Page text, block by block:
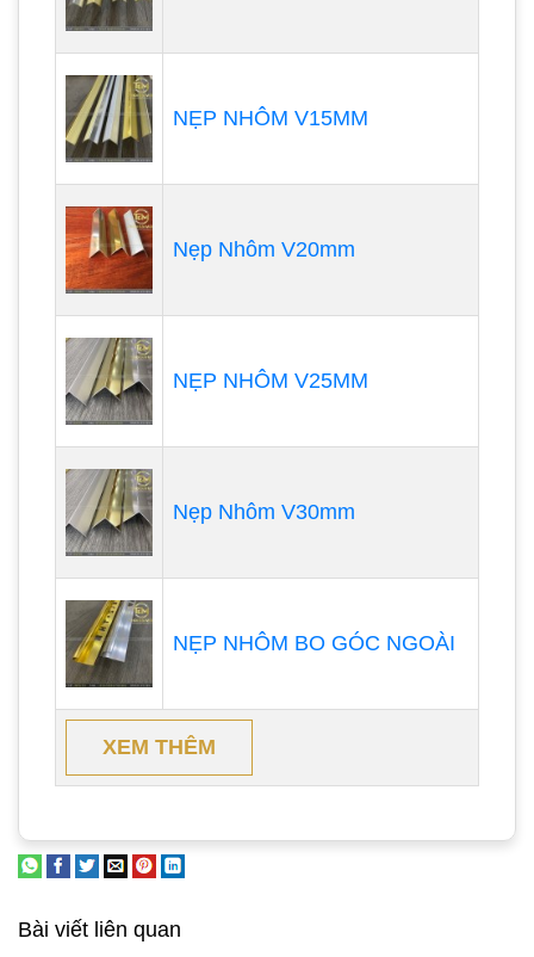
NẸP NHÔM V15MM
Nẹp Nhôm V20mm
NẸP NHÔM V25MM
Nẹp Nhôm V30mm
NẸP NHÔM BO GÓC NGOÀI
XEM THÊM
Bài viết liên quan